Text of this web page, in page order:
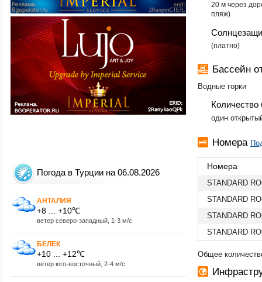
Погода в Турции на 06.08.2026
АНТАЛИЯ
+8 ... +10℃
ветер северо-западный, 1-3 м/с
БЕЛЕК
+10 ... +12℃
ветер юго-восточный, 2-4 м/с
20 м через
пляж)
​​(платно)
Бассейн
Водные горки
Количество
один
Номера
Номера
STANDARD
STANDARD
STANDARD
STANDARD
Общее